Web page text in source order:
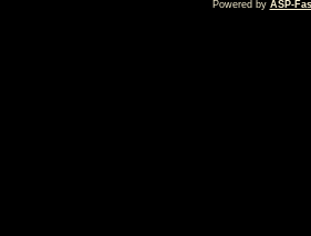
Powered by ASP-